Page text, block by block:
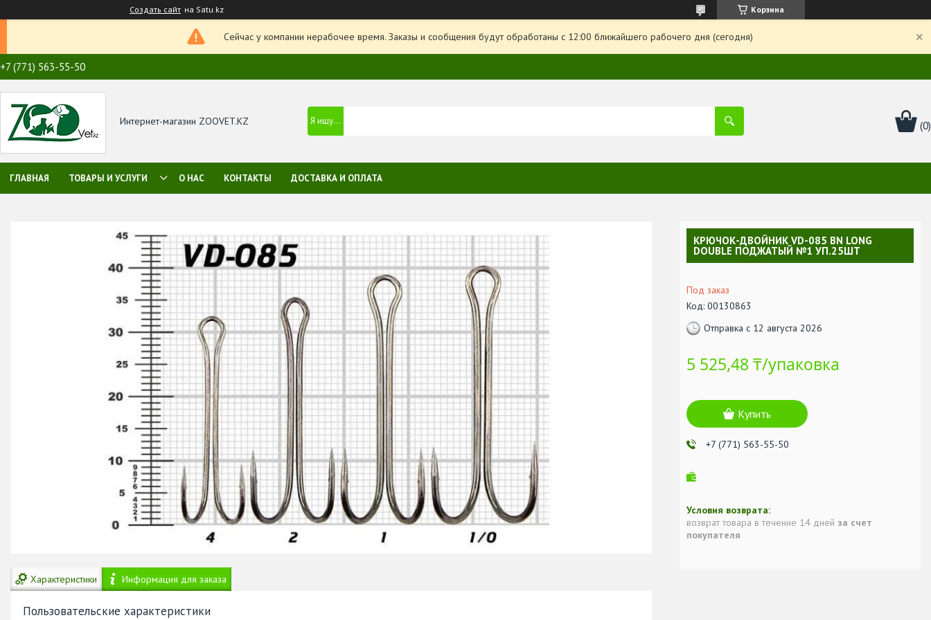
Создать сайт на Satu.kz Корзина
Сейчас у компании нерабочее время. Заказы и сообщения будут обработаны с 12:00 ближайшего рабочего дня (сегодня)
+7 (771) 563-55-50
Интернет-магазин ZOOVET.KZ
ГЛАВНАЯ ТОВАРЫ И УСЛУГИ О НАС КОНТАКТЫ ДОСТАВКА И ОПЛАТА
Характеристики Информация для заказа
Пользовательские характеристики
КРЮЧОК-ДВОЙНИК VD-085 BN LONG
DOUBLE ПОДЖАТЫЙ №1 УП.25ШТ
Под заказ
Код: 00130863
Отправка с 12 августа 2026
5 525,48 ₸/упаковка
Купить
+7 (771) 563-55-50
возврат товара в течение 14 дней за счет
покупателя